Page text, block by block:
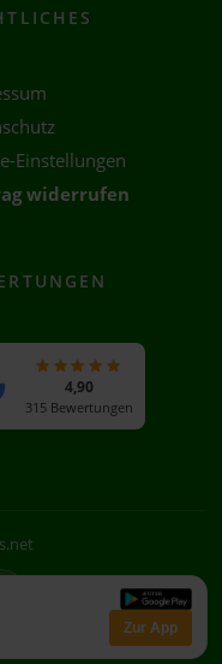
Zur App
Einstellungen
widerrufen
4,90
315 Bewertungen